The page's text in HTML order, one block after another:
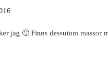
jag 🙂 Finns dessutom